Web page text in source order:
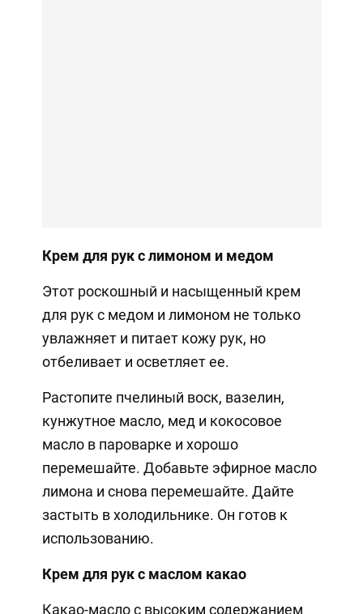
Крем для рук с лимоном и медом
Этот роскошный и насыщенный крем
для рук с медом и лимоном не только
увлажняет и питает кожу рук, но
отбеливает и осветляет ее.
Растопите пчелиный воск, вазелин,
кунжутное масло, мед и кокосовое
масло в пароварке и хорошо
перемешайте. Добавьте эфирное масло
лимона и снова перемешайте. Дайте
застыть в холодильнике. Он готов к
использованию.
Крем для рук с маслом какао
Какао-масло с высоким содержанием